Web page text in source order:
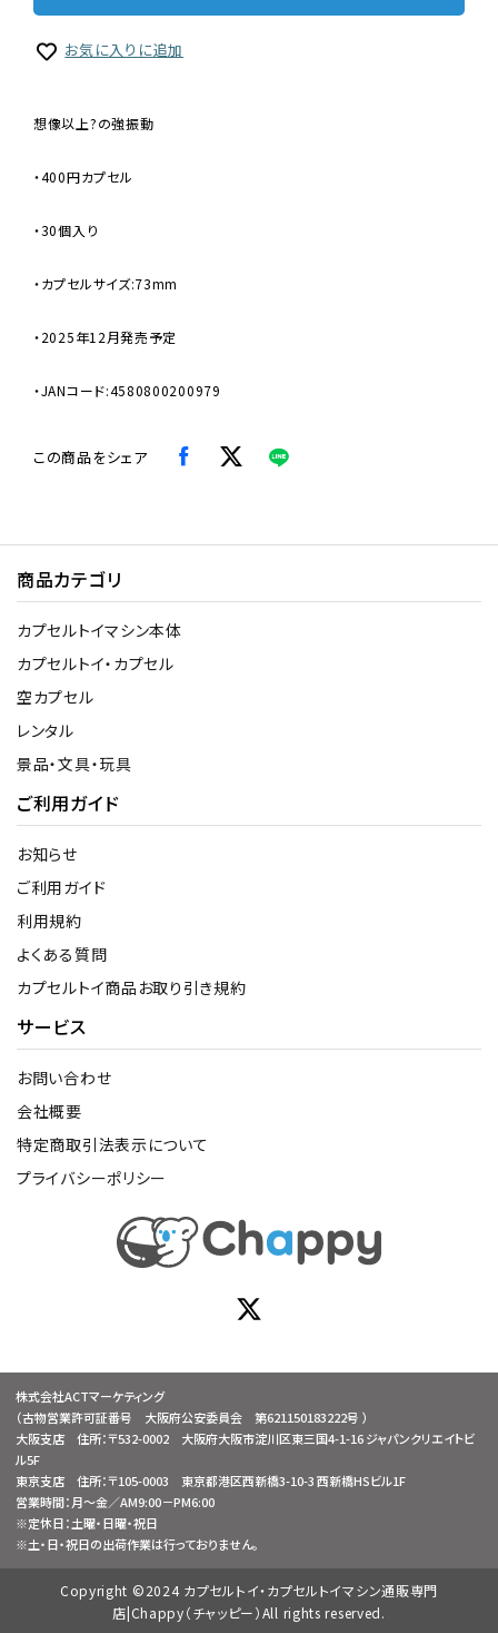
お気に入りに追加
想像以上?の強振動
・400円カプセル
・30個入り
・カプセルサイズ:73mm
・2025年12月発売予定
・JANコード:4580800200979
この商品をシェア
商品カテゴリ
カプセルトイマシン本体
カプセルトイ・カプセル
空カプセル
レンタル
景品・文具・玩具
ご利用ガイド
お知らせ
ご利用ガイド
利用規約
よくある質問
カプセルトイ商品お取り引き規約
サービス
お問い合わせ
会社概要
特定商取引法表示について
プライバシーポリシー
株式会社ACTマーケティング
（古物営業許可証番号 大阪府公安委員会 第621150183222号 ）
大阪支店 住所：〒532-0002 大阪府大阪市淀川区東三国4-1-16 ジャパンクリエイトビ
ル5F
東京支店 住所：〒105-0003 東京都港区西新橋3-10-3 西新橋HSビル1F
営業時間：月～金／AM9:00－PM6:00
※定休日：土曜・日曜・祝日
※土・日・祝日の出荷作業は行っておりません。
Copyright ©2024 カプセルトイ・カプセルトイマシン通販専門
店|Chappy（チャッピー）All rights reserved.